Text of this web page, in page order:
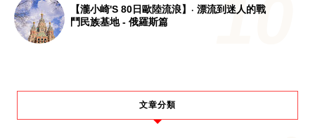
【瀧小崎's 80日歐陸流浪】‧ 漂流到迷人的戰
鬥民族基地 - 俄羅斯篇
文章分類